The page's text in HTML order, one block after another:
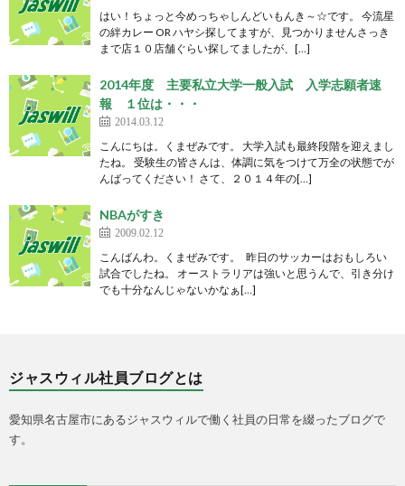
はい！ちょっと今めっちゃしんどいもんき～☆です。 今流星
の絆カレー OR ハヤシ探してますが、見つかりませんさっき
まで店１０店舗ぐらい探してましたが、[…]
2014年度 主要私立大学一般入試 入学志願者速
報 １位は・・・
2014.03.12
こんにちは。くまぜみです。 大学入試も最終段階を迎えまし
たね。 受験生の皆さんは、体調に気をつけて万全の状態でが
んばってください！ さて、２０１４年の[…]
NBAがすき
2009.02.12
こんばんわ。くまぜみです。 昨日のサッカーはおもしろい
試合でしたね。 オーストラリアは強いと思うんで、引き分け
でも十分なんじゃないかなぁ[…]
ジャスウィル社員ブログとは
愛知県名古屋市にあるジャスウィルで働く社員の日常を綴ったブログで
す。